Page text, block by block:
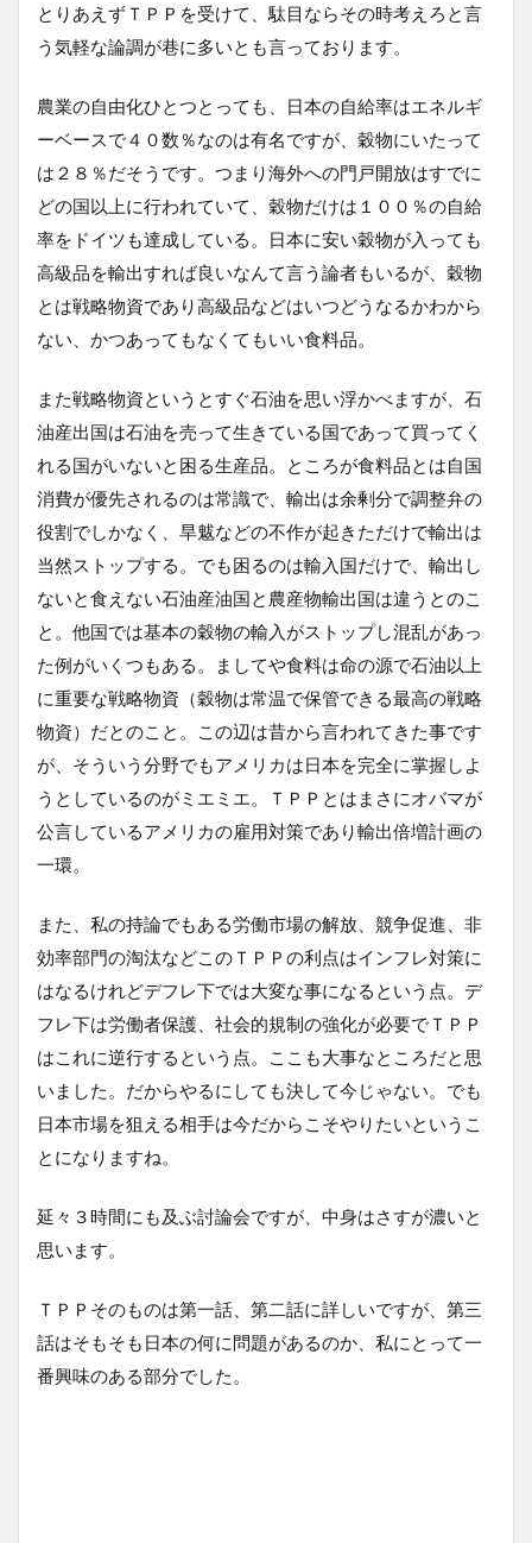
とりあえずＴＰＰを受けて、駄目ならその時考えろと言
う気軽な論調が巷に多いとも言っております。
農業の自由化ひとつとっても、日本の自給率はエネルギ
ーベースで４０数％なのは有名ですが、穀物にいたって
は２８％だそうです。つまり海外への門戸開放はすでに
どの国以上に行われていて、穀物だけは１００％の自給
率をドイツも達成している。日本に安い穀物が入っても
高級品を輸出すれば良いなんて言う論者もいるが、穀物
とは戦略物資であり高級品などはいつどうなるかわから
ない、かつあってもなくてもいい食料品。
また戦略物資というとすぐ石油を思い浮かべますが、石
油産出国は石油を売って生きている国であって買ってく
れる国がいないと困る生産品。ところが食料品とは自国
消費が優先されるのは常識で、輸出は余剰分で調整弁の
役割でしかなく、旱魃などの不作が起きただけで輸出は
当然ストップする。でも困るのは輸入国だけで、輸出し
ないと食えない石油産油国と農産物輸出国は違うとのこ
と。他国では基本の穀物の輸入がストップし混乱があっ
た例がいくつもある。ましてや食料は命の源で石油以上
に重要な戦略物資（穀物は常温で保管できる最高の戦略
物資）だとのこと。この辺は昔から言われてきた事です
が、そういう分野でもアメリカは日本を完全に掌握しよ
うとしているのがミエミエ。ＴＰＰとはまさにオバマが
公言しているアメリカの雇用対策であり輸出倍増計画の
一環。
また、私の持論でもある労働市場の解放、競争促進、非
効率部門の淘汰などこのＴＰＰの利点はインフレ対策に
はなるけれどデフレ下では大変な事になるという点。デ
フレ下は労働者保護、社会的規制の強化が必要でＴＰＰ
はこれに逆行するという点。ここも大事なところだと思
いました。だからやるにしても決して今じゃない。でも
日本市場を狙える相手は今だからこそやりたいというこ
とになりますね。
延々３時間にも及ぶ討論会ですが、中身はさすが濃いと
思います。
ＴＰＰそのものは第一話、第二話に詳しいですが、第三
話はそもそも日本の何に問題があるのか、私にとって一
番興味のある部分でした。